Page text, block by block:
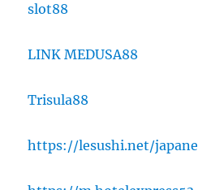
slot88
LINK MEDUSA88
Trisula88
https://lesushi.net/